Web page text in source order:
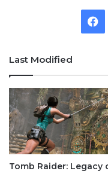
Last Modified
Tomb Raider: Legacy